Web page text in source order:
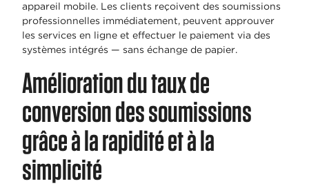
appareil mobile. Les clients reçoivent des soumissions
professionnelles immédiatement, peuvent approuver
les services en ligne et effectuer le paiement via des
systèmes intégrés — sans échange de papier.
Amélioration du taux de
conversion des soumissions
grâce à la rapidité et à la
simplicité